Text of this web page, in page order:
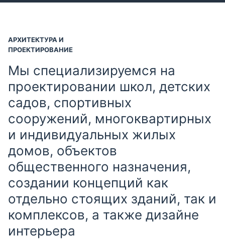
АРХИТЕКТУРА И
ПРОЕКТИРОВАНИЕ
Мы специализируемся на
проектировании школ, детских
садов, спортивных
сооружений, многоквартирных
и индивидуальных жилых
домов, объектов
общественного назначения,
создании концепций как
отдельно стоящих зданий, так и
комплексов, а также дизайне
интерьера